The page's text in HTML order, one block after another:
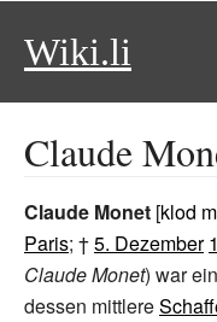
Wiki.li
Claude
Claude Monet [klod
Paris; †5. Dezember
Claude Monet) war
dessen mittlere